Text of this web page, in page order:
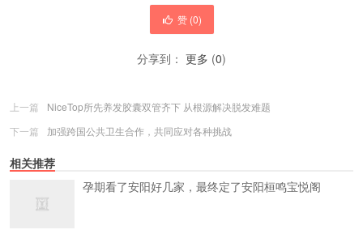
赞 (0)
分享到： 更多 (0)
上一篇
NiceTop所先养发胶囊双管齐下 从根源解决脱发难题
下一篇
加强跨国公共卫生合作，共同应对各种挑战
相关推荐
孕期看了安阳好几家，最终定了安阳桓鸣宝悦阁